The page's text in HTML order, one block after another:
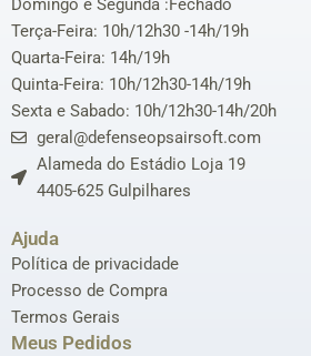
Domingo e Segunda :Fechado
Terça-Feira: 10h/12h30 -14h/19h
Quarta-Feira: 14h/19h
Quinta-Feira: 10h/12h30-14h/19h
Sexta e Sabado: 10h/12h30-14h/20h
geral@defenseopsairsoft.com
Alameda do Estádio Loja 19
4405-625 Gulpilhares
Ajuda
Política de privacidade
Processo de Compra
Termos Gerais
Meus Pedidos